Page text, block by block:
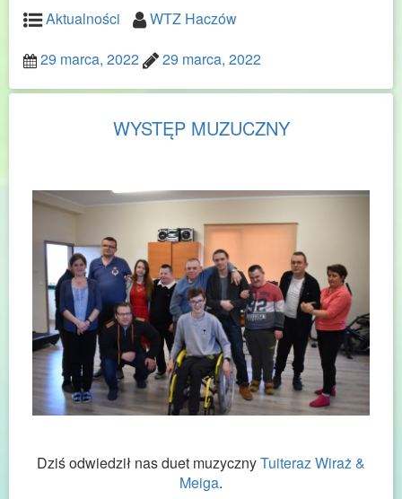
Aktualności
WTZ Haczów
29 marca, 2022
29 marca, 2022
WYSTĘP MUZUCZNY
Dziś odwiedził nas duet muzycznyTuiteraz Wiraż &
Meiga.